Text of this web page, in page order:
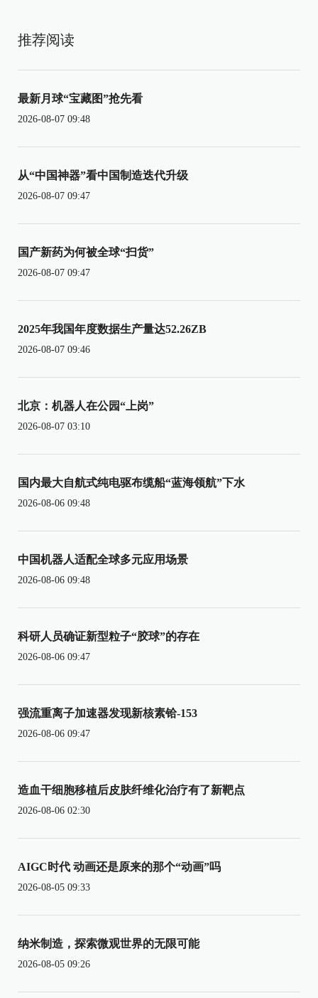
推荐阅读
最新月球“宝藏图”抢先看
2026-08-07 09:48
从“中国神器”看中国制造迭代升级
2026-08-07 09:47
国产新药为何被全球“扫货”
2026-08-07 09:47
2025年我国年度数据生产量达52.26ZB
2026-08-07 09:46
北京：机器人在公园“上岗”
2026-08-07 03:10
国内最大自航式纯电驱布缆船“蓝海领航”下水
2026-08-06 09:48
中国机器人适配全球多元应用场景
2026-08-06 09:48
科研人员确证新型粒子“胶球”的存在
2026-08-06 09:47
强流重离子加速器发现新核素铪-153
2026-08-06 09:47
造血干细胞移植后皮肤纤维化治疗有了新靶点
2026-08-06 02:30
AIGC时代 动画还是原来的那个“动画”吗
2026-08-05 09:33
纳米制造，探索微观世界的无限可能
2026-08-05 09:26